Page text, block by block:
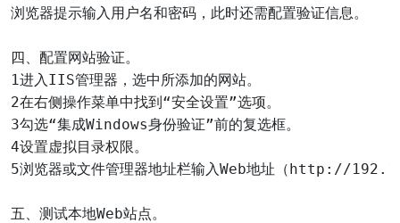
浏览器提示输入用户名和密码，此时还需配置验证信息。
四、配置网站验证。
1进入IIS管理器，选中所添加的网站。
2在右侧操作菜单中找到“安全设置”选项。
3勾选“集成Windows身份验证”前的复选框。
4设置虚拟目录权限。
5浏览器或文件管理器地址栏输入Web地址（http://
五、测试本地Web站点。